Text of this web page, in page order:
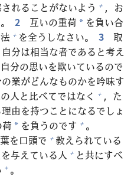
されることがないよう + ，お
。 2 互いの重荷 * を負い合
法 + を全うしなさい。 3
取
自分は相当な者であると考え
自分の思いを欺いているので
の業がどんなものかを吟味す
の人と比べてではなく + ，た
理由を持つことになるでしょ
荷 * を負 うのです + 。
葉を口頭で + 教えられている
与えている人 + と共にすべ
+ 。